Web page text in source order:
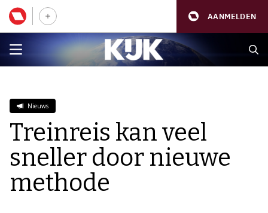
AANMELDEN
Nieuws
Treinreis kan veel
sneller door nieuwe
methode